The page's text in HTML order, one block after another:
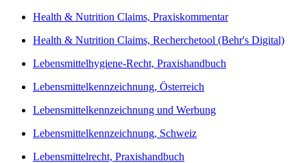
Health & Nutrition Claims, Praxiskommentar
Health & Nutrition Claims, Recherchetool (Behr's Digital)
Lebensmittelhygiene-Recht, Praxishandbuch
Lebensmittelkennzeichnung, Österreich
Lebensmittelkennzeichnung und Werbung
Lebensmittelkennzeichnung, Schweiz
Lebensmittelrecht, Praxishandbuch